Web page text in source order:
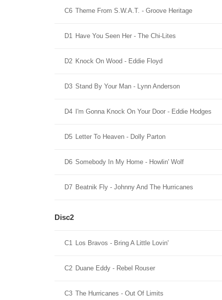
C6 Theme From S.W.A.T. - Groove Heritage
D1 Have You Seen Her - The Chi-Lites
D2 Knock On Wood - Eddie Floyd
D3 Stand By Your Man - Lynn Anderson
D4 I'm Gonna Knock On Your Door - Eddie Hodges
D5 Letter To Heaven - Dolly Parton
D6 Somebody In My Home - Howlin' Wolf
D7 Beatnik Fly - Johnny And The Hurricanes
Disc2
C1 Los Bravos - Bring A Little Lovin'
C2 Duane Eddy - Rebel Rouser
C3 The Hurricanes - Out Of Limits